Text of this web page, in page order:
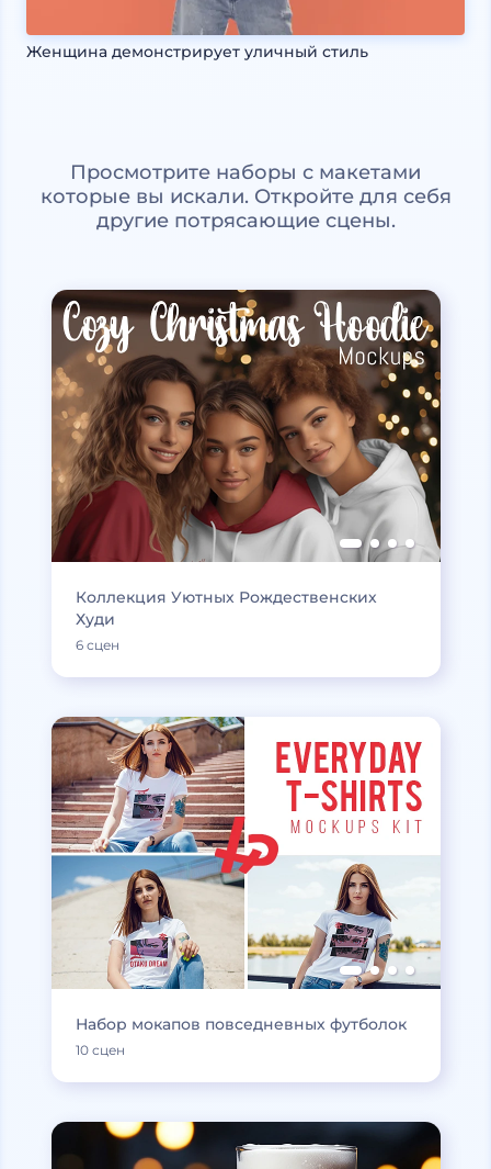
Женщина демонстрирует уличный стиль
Просмотрите наборы с макетами
которые вы искали. Откройте для себя
другие потрясающие сцены.
Коллекция Уютных Рождественских
Худи
6 сцен
Набор мокапов повседневных футболок
10 сцен